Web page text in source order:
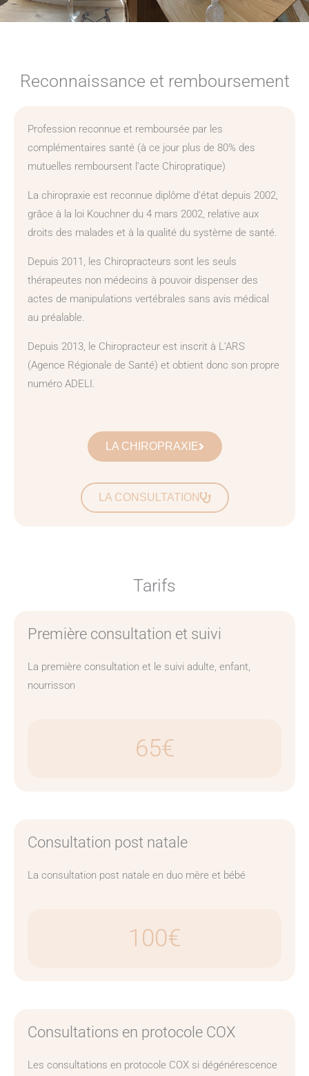
Reconnaissance et remboursement
Profession reconnue et remboursée par les
complémentaires santé (à ce jour plus de 80% des
mutuelles remboursent l’acte Chiropratique)
La chiropraxie est reconnue diplôme d’état depuis 2002,
grâce à la loi Kouchner du 4 mars 2002, relative aux
droits des malades et à la qualité du système de santé.
Depuis 2011, les Chiropracteurs sont les seuls
thérapeutes non médecins à pouvoir dispenser des
actes de manipulations vertébrales sans avis médical
au préalable.
Depuis 2013, le Chiropracteur est inscrit à L’ARS
(Agence Régionale de Santé) et obtient donc son propre
numéro ADELI.
LA CHIROPRAXIE
LA CONSULTATION
Tarifs
Première consultation et suivi
La première consultation et le suivi adulte, enfant,
nourrisson
65€
Consultation post natale
La consultation post natale en duo mère et bébé
100€
Consultations en protocole COX
Les consultations en protocole COX si dégénérescence